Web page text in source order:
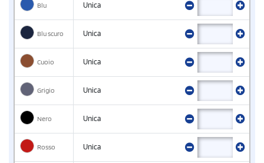
Blu Unica
Blu scuro Unica
Cuoio Unica
Grigio Unica
Nero Unica
Rosso Unica